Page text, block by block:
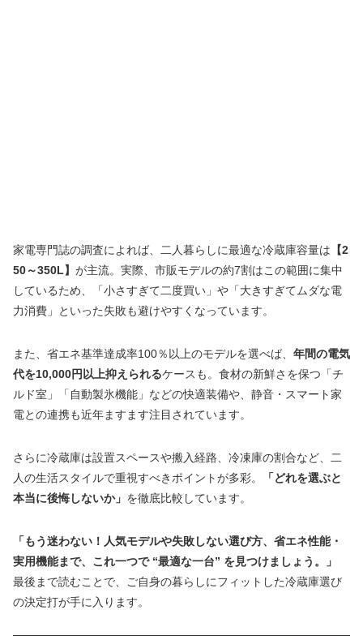
家電専門誌の調査によれば、二人暮らしに最適な冷蔵庫容量は 【2
50～350L】 が主流。実際、市販モデルの約7割はこの範囲に集中
しているため、「小さすぎて二度買い」や「大きすぎてムダな電
力消費」といった失敗も避けやすくなっています。
また、省エネ基準達成率100％以上のモデルを選べば、 年間の電気
代を10,000円以上抑えられるケースも。食材の新鮮さを保つ「チ
ルド室」「自動製氷機能」などの快適装備や、静音・スマート家
電との連携も近年ますます注目されています。
さらに冷蔵庫は設置スペースや搬入経路、冷凍庫の割合など、二
人の生活スタイルで重視すべきポイントが多彩。
「どれを選ぶと
本当に後悔しないか」 を徹底比較しています。
「もう迷わない！人気モデルや失敗しない選び方、省エネ性能・
実用機能まで、これ一つで “最適な一台” を見つけましょう。」
最後まで読むことで、ご自身の暮らしにフィットした冷蔵庫選び
の決定打が手に入ります。